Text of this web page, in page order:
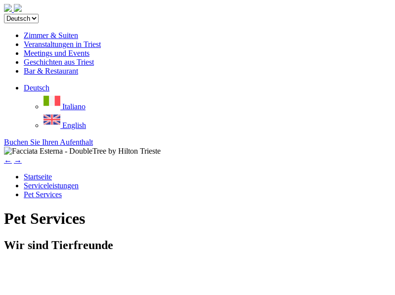
Zimmer & Suiten
Veranstaltungen in Triest
Meetings und Events
Geschichten aus Triest
Bar & Restaurant
Deutsch
Italiano
English
Buchen Sie Ihren Aufenthalt
← →
Startseite
Serviceleistungen
Pet Services
Pet Services
Wir sind Tierfreunde